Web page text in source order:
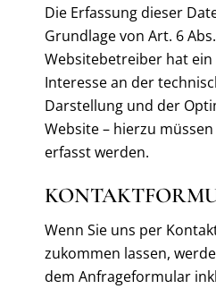
Die Erfassung dieser
Grundlage von Art. 6
Websitebetreiber hat
Interesse an der
Darstellung und der
Website – hierzu
erfasst werden.
Wenn Sie uns per
zukommen lassen,
dem Anfrageformular